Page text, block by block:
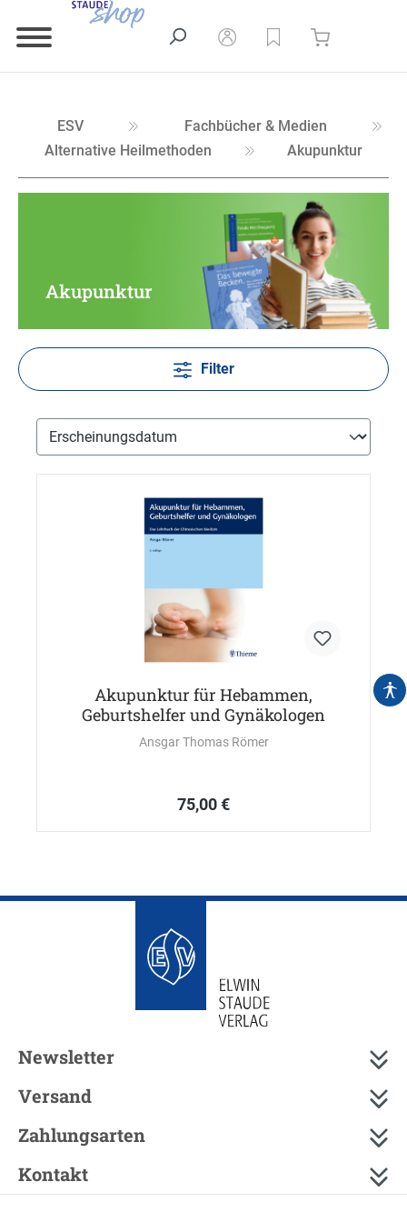
ESV
Fachbücher & Medien
Alternative Heilmethoden
Akupunktur
Akupunktur
Filter
Akupunktur für Hebammen,
Geburtshelfer und Gynäkologen
Ansgar Thomas Römer
75,00 €
Newsletter
Versand
Zahlungsarten
Kontakt